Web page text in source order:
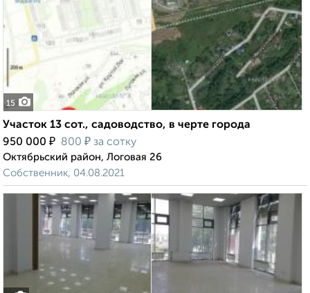
15
Участок 13 сот., садоводство, в черте города
950 000 ₽ 800 ₽ за сотку
Октябрьский район, Логовая 26
Собственник, 04.08.2021